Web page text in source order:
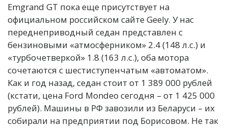
Emgrand GT пока еще присутствует на
официальном российском сайте Geely. У нас
переднеприводный седан представлен с
бензиновыми «атмосферником» 2.4 (148 л.с.) и
«турбочетверкой» 1.8 (163 л.с.), оба мотора
сочетаются с шестиступенчатым «автоматом».
Как и год назад, седан стоит от 1 389 000 рублей
(кстати, цена Ford Mondeo сегодня – от 1 425 000
рублей). Машины в РФ завозили из Беларуси – их
собирали на предприятии под Борисовом. Не так